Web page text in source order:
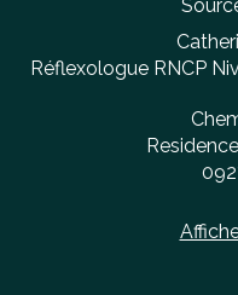
Réflexologue RNCP